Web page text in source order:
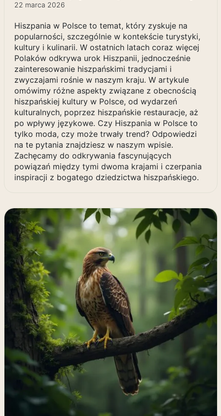
22 marca 2026
Hiszpania w Polsce to temat, który zyskuje na
popularności, szczególnie w kontekście turystyki,
kultury i kulinarii. W ostatnich latach coraz więcej
Polaków odkrywa urok Hiszpanii, jednocześnie
zainteresowanie hiszpańskimi tradycjami i
zwyczajami rośnie w naszym kraju. W artykule
omówimy różne aspekty związane z obecnością
hiszpańskiej kultury w Polsce, od wydarzeń
kulturalnych, poprzez hiszpańskie restauracje, aż
po wpływy językowe. Czy Hiszpania w Polsce to
tylko moda, czy może trwały trend? Odpowiedzi
na te pytania znajdziesz w naszym wpisie.
Zachęcamy do odkrywania fascynujących
powiązań między tymi dwoma krajami i czerpania
inspiracji z bogatego dziedzictwa hiszpańskiego.